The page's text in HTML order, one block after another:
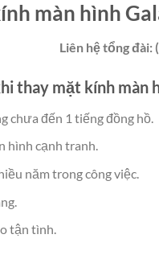
màn hình
Liên hệ tổng đài:
thay mặt kính màn
chưa đến 1 tiếng đồng hồ.
hình cạnh tranh.
năm trong công việc.
tận tình.